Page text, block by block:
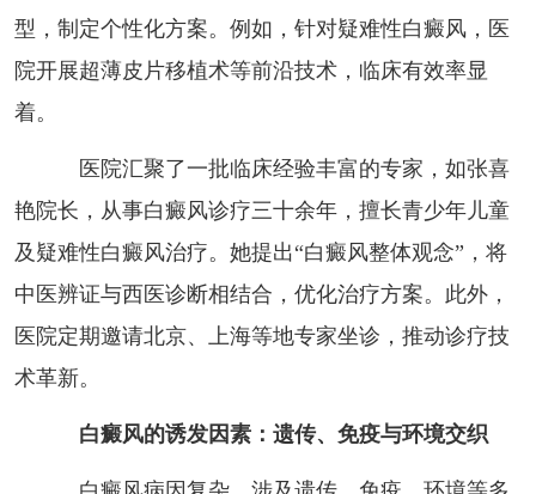
型，制定个性化方案。例如，针对疑难性白癜风，医
院开展超薄皮片移植术等前沿技术，临床有效率显
着。
医院汇聚了一批临床经验丰富的专家，如张喜
艳院长，从事白癜风诊疗三十余年，擅长青少年儿童
及疑难性白癜风治疗。她提出“白癜风整体观念”，将
中医辨证与西医诊断相结合，优化治疗方案。此外，
医院定期邀请北京、上海等地专家坐诊，推动诊疗技
术革新。
白癜风的诱发因素：遗传、免疫与环境交织